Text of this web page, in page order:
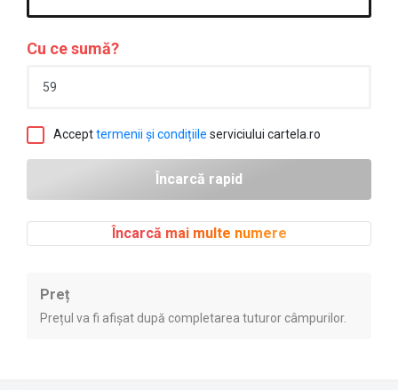
Cu ce sumă?
Accepttermenii și condițiile serviciului cartela.ro
Încarcă mai multe numere
Preț
Prețul va fi afișat după completarea tuturor câmpurilor.